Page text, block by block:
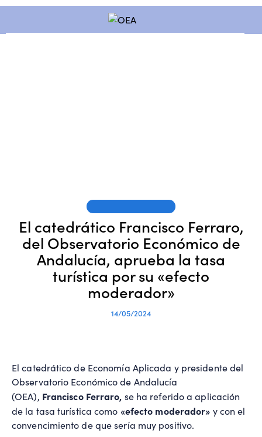
El catedrático Francisco Ferraro,
del Observatorio Económico de
Andalucía, aprueba la tasa
turística por su «efecto
moderador»
14/05/2024
El catedrático de Economía Aplicada y presidente del
Observatorio Económico de Andalucía
(OEA), Francisco Ferraro, se ha referido a aplicación
de la tasa turística como «efecto moderador» y con el
convencimiento de que sería muy positivo.